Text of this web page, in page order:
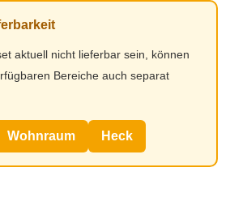
aktuell nicht lieferbar sein, können
Bereiche auch separat
Wohnraum Heck